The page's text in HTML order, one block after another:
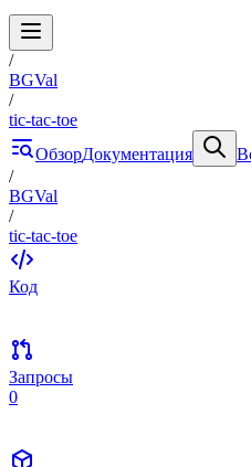
/
BGVal
/
tic-tac-toe
ОбзорДокументация
/
BGVal
/
tic-tac-toe
Код
Запросы
0